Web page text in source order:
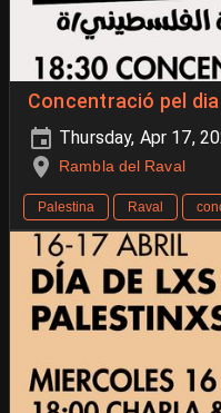
Concentració pel
Thursday, Apr 17,
Rambla del Raval
Palestina Raval